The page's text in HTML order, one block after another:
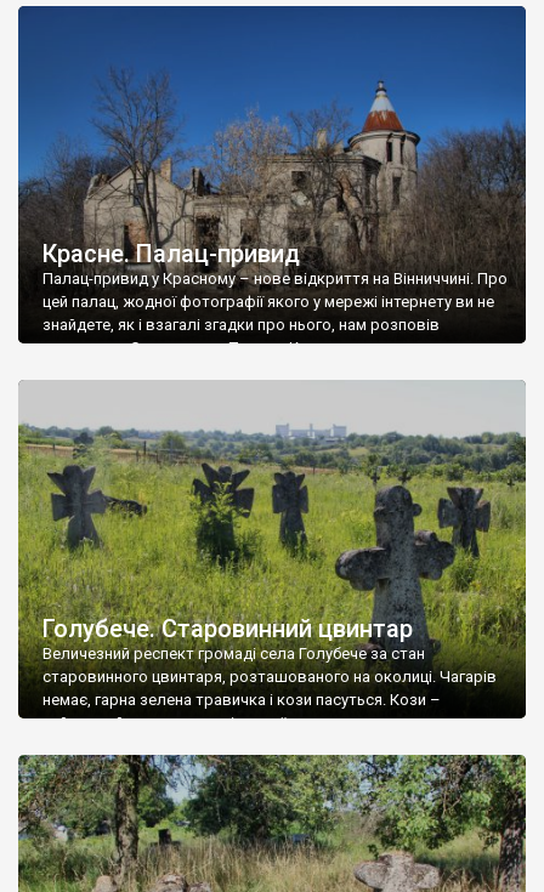
Красне. Палац-привид
Палац-привид у Красному – нове відкриття на Вінниччині. Про
цей палац, жодної фотографії якого у мережі інтернету ви не
знайдете, як і взагалі згадки про нього, нам розповів
мешканець Самгородка. Палац у Красному вразив не лише
Голубече. Старовинний цвинтар
Величезний респект громаді села Голубече за стан
старовинного цвинтаря, розташованого на околиці. Чагарів
немає, гарна зелена травичка і кози пасуться. Кози –
найкращий регулятор шкідливої, для старих кладовищ,
бруньками, кози ті бруньки обгризають, бо то улюблений
делікатес. На цвинтарі у Голубечому ціла колекція
різноманітних форм хрестів. Село відносно невелике, […]